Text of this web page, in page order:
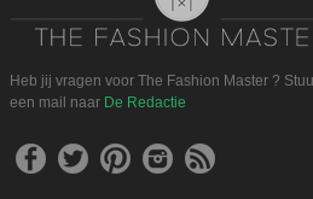
Heb jij vragen voor The Fashion Master ?
een mail naar De Redactie